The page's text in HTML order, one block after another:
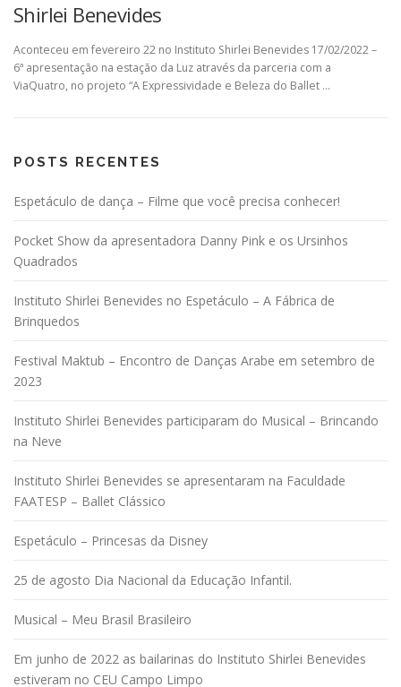
Shirlei Benevides
Aconteceu em fevereiro 22 no Instituto Shirlei Benevides 17/02/2022 –
6ª apresentação na estação da Luz através da parceria com a
ViaQuatro, no projeto “A Expressividade e Beleza do Ballet …
POSTS RECENTES
Espetáculo de dança – Filme que você precisa conhecer!
Pocket Show da apresentadora Danny Pink e os Ursinhos
Quadrados
Instituto Shirlei Benevides no Espetáculo – A Fábrica de
Brinquedos
Festival Maktub – Encontro de Danças Arabe em setembro de
2023
Instituto Shirlei Benevides participaram do Musical – Brincando
na Neve
Instituto Shirlei Benevides se apresentaram na Faculdade
FAATESP – Ballet Clássico
Espetáculo – Princesas da Disney
25 de agosto Dia Nacional da Educação Infantil.
Musical – Meu Brasil Brasileiro
Em junho de 2022 as bailarinas do Instituto Shirlei Benevides
estiveram no CEU Campo Limpo